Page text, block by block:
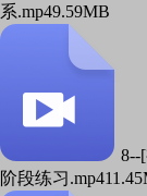
系.mp49.59MB
8--
阶段练习.mp4